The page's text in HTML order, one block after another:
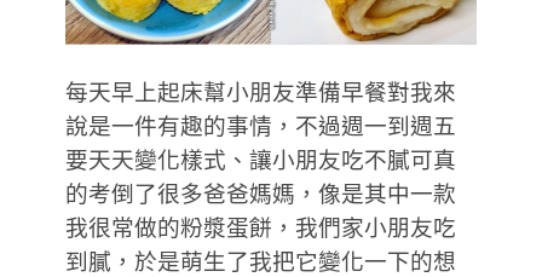
每天早上起床幫小朋友準備早餐對我來
說是一件有趣的事情，不過週一到週五
要天天變化樣式、讓小朋友吃不膩可真
的考倒了很多爸爸媽媽，像是其中一款
我很常做的粉漿蛋餅，我們家小朋友吃
到膩，於是萌生了我把它變化一下的想